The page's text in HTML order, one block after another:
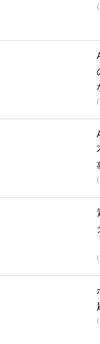
(
(
(
(
(